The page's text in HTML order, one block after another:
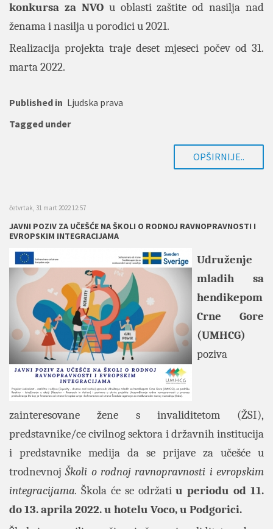
konkursa za NVOu oblasti zaštite od nasilja nad
ženama i nasilja u porodici u 2021.
Realizacija projekta traje deset mjeseci počev od 31.
marta 2022.
Published in Ljudska prava
Tagged under
OPŠIRNIJE..
četvrtak, 31 mart 2022 12:57
JAVNI POZIV ZA UČEŠĆE NA ŠKOLI O RODNOJ RAVNOPRAVNOSTI I
EVROPSKIM INTEGRACIJAMA
Udruženje
mladih sa
hendikepom
Crne Gore
(UMHCG)
poziva
zainteresovane žene s invaliditetom (ŽSI),
predstavnike/ce civilnog sektora i državnih institucija
i predstavnike medija da se prijave za učešće u
trodnevnojŠkoli o rodnoj ravnopravnosti i evropskim
integracijama. Škola će se održatiu periodu od 11.
do 13. aprila 2022. u hotelu Voco, u Podgorici.